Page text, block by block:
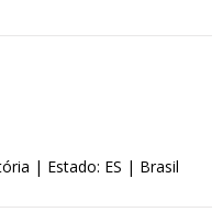
| Estado: ES | Brasil